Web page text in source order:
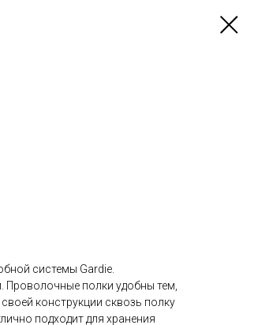
системы Gardie.
Проволочные полки удобны тем,
конструкции сквозь полку
подходит для хранения